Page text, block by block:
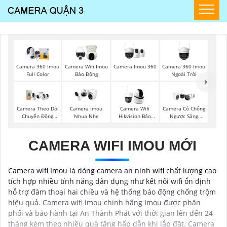
Camera 360 Imou
Full Color
Camera Wifi Imou
Báo Động
Camera Imou 360
Camera 360 Imou
Ngoài Trời
Camera Theo Dỏi
Chuyển Động
Camera Imou
Nhụa Nhẹ
Camera Wifi
Hikvision Báo
Camera Có Chống
Ngược Sáng
CAMERA WIFI IMOU MỚI
Camera wifi Imou là dòng camera an ninh wifi chất lượng cao
tích hợp nhiều tính năng dân dụng như kết nối wifi ổn định
hỗ trợ đàm thoại hai chiều và hệ thống báo động chống trộm
hiệu quả. Camera wifi imou chính hãng Imou được phân
phối và bảo hành tại An Thành Phát với thời gian lên đến 24
tháng kèm theo nhiều quà tặng hấp dẫn khi lắp đặt. Camera